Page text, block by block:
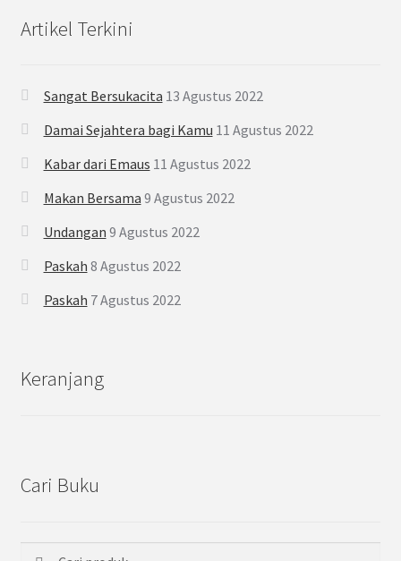
Artikel Terkini
Sangat Bersukacita 13 Agustus 2022
Damai Sejahtera bagi Kamu 11 Agustus 2022
Kabar dari Emaus 11 Agustus 2022
Makan Bersama 9 Agustus 2022
Undangan 9 Agustus 2022
Paskah 8 Agustus 2022
Paskah 7 Agustus 2022
Keranjang
Cari Buku
Pencarian